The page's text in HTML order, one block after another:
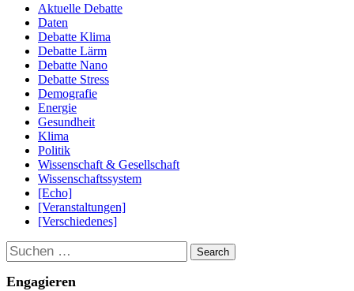
Aktuelle Debatte
Daten
Debatte Klima
Debatte Lärm
Debatte Nano
Debatte Stress
Demografie
Energie
Gesundheit
Klima
Politik
Wissenschaft & Gesellschaft
Wissenschaftssystem
[Echo]
[Veranstaltungen]
[Verschiedenes]
Suchen
Engagieren